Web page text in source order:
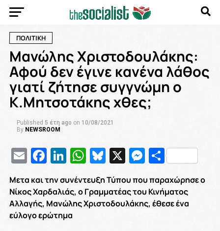
ΠΟΛΙΤΙΚΗ
Μανώλης Χριστοδουλάκης:
Αφού δεν έγινε κανένα λάθος
γιατί ζήτησε συγγνώμη ο
Κ.Μητσοτάκης χθες;
Published 5 έτη ago on 10/08/2021
By NEWSROOM
EmailFacebook
LinkedIn
WhatsApp
Bluesky
X
Μετα και την συνέντευξη Τύπου που παραχώρησε ο
Νίκος Χαρδαλιάς, ο Γραμματέας του Κινήματος
Αλλαγής, Μανώλης Χριστοδουλάκης, έθεσε ένα
εύλογο ερώτημα